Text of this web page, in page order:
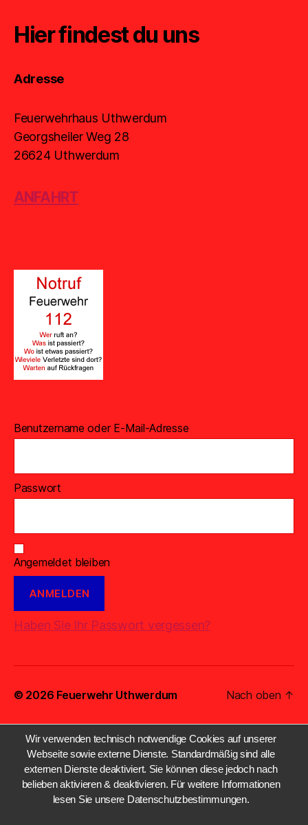
Hier findest du uns
Adresse
Feuerwehrhaus Uthwerdum
Georgsheiler Weg 28
26624 Uthwerdum
ANFAHRT
Benutzername oder E-Mail-Adresse
Passwort
Angemeldet bleiben
Haben Sie Ihr Passwort vergessen?
© 2026 Feuerwehr Uthwerdum Nach oben ↑
Wir verwenden technisch notwendige Cookies auf unserer
Webseite sowie externe Dienste. Standardmäßig sind alle
externen Dienste deaktiviert. Sie können diese jedoch nach
belieben aktivieren & deaktivieren. Für weitere Informationen
lesen Sie unsere Datenschutzbestimmungen.